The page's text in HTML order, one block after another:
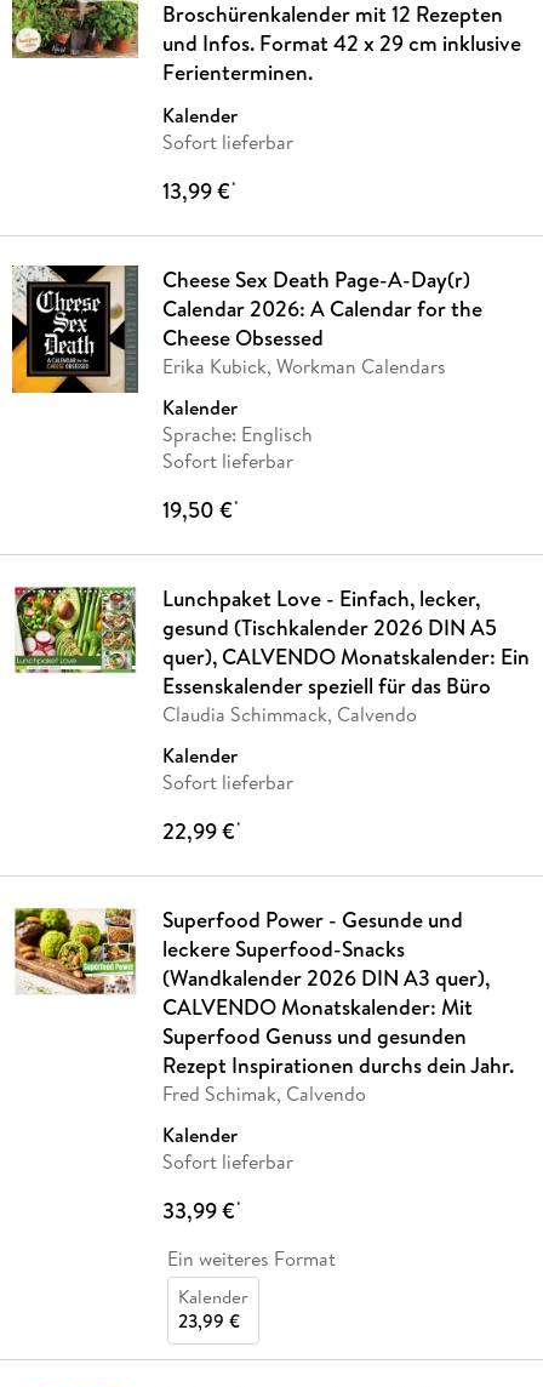
Broschürenkalender mit 12 Rezepten
und Infos. Format 42 x 29 cm inklusive
Ferienterminen.
Kalender
Sofort lieferbar
13,99 €*
Cheese Sex Death Page-A-Day(r)
Calendar 2026: A Calendar for the
Cheese Obsessed
Erika Kubick, Workman Calendars
Kalender
Sprache: Englisch
Sofort lieferbar
19,50 €*
Lunchpaket Love - Einfach, lecker,
gesund (Tischkalender 2026 DIN A5
quer), CALVENDO Monatskalender: Ein
Essenskalender speziell für das Büro
Claudia Schimmack, Calvendo
Kalender
Sofort lieferbar
22,99 €*
Superfood Power - Gesunde und
leckere Superfood-Snacks
(Wandkalender 2026 DIN A3 quer),
CALVENDO Monatskalender: Mit
Superfood Genuss und gesunden
Rezept Inspirationen durchs dein Jahr.
Fred Schimak, Calvendo
Kalender
Sofort lieferbar
33,99 €*
Ein weiteres Format
Kalender
23,99 €